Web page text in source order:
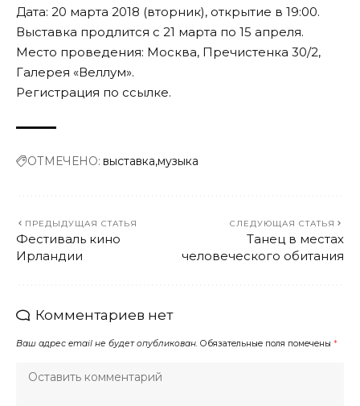
Дата: 20 марта 2018 (вторник), открытие в 19:00.
Выставка продлится с 21 марта по 15 апреля.
Место проведения: Москва, Пречистенка 30/2,
Галерея «Веллум».
Регистрация по ссылке.
ОТМЕЧЕНО: выставка музыка
ПРЕДЫДУЩАЯ СТАТЬЯ
Фестиваль кино
Ирландии
СЛЕДУЮЩАЯ СТАТЬЯ
Танец в местах
человеческого обитания
Комментариев нет
Ваш адрес email не будет опубликован. Обязательные поля помечены *